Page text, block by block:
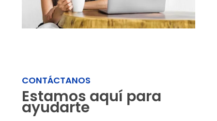
CONTÁCTANOS
Estamos aquí para
ayudarte